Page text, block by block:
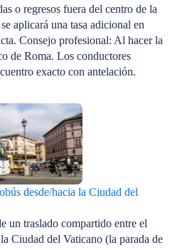
o regresos fuera del centro de la
aplicará una tasa adicional en
Consejo profesional: Al hacer la
de Roma. Los conductores
exacto con antelación.
desde/hacia la Ciudad del
un traslado compartido entre el
Ciudad del Vaticano (la parada de